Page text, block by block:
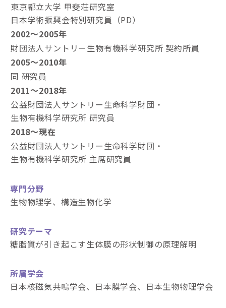
東京都立大学 甲斐荘研究室
日本学術振興会特別研究員（PD）
2002～2005年
財団法人サントリー生物有機科学研究所 契約所員
2005～2010年
同 研究員
2011～2018年
公益財団法人サントリー生命科学財団・
生物有機科学研究所 研究員
2018～現在
公益財団法人サントリー生命科学財団・
生物有機科学研究所 主席研究員
専門分野
生物物理学、構造生物化学
研究テーマ
糖脂質が引き起こす生体膜の形状制御の原理解明
所属学会
日本核磁気共鳴学会、日本膜学会、日本生物物理学会